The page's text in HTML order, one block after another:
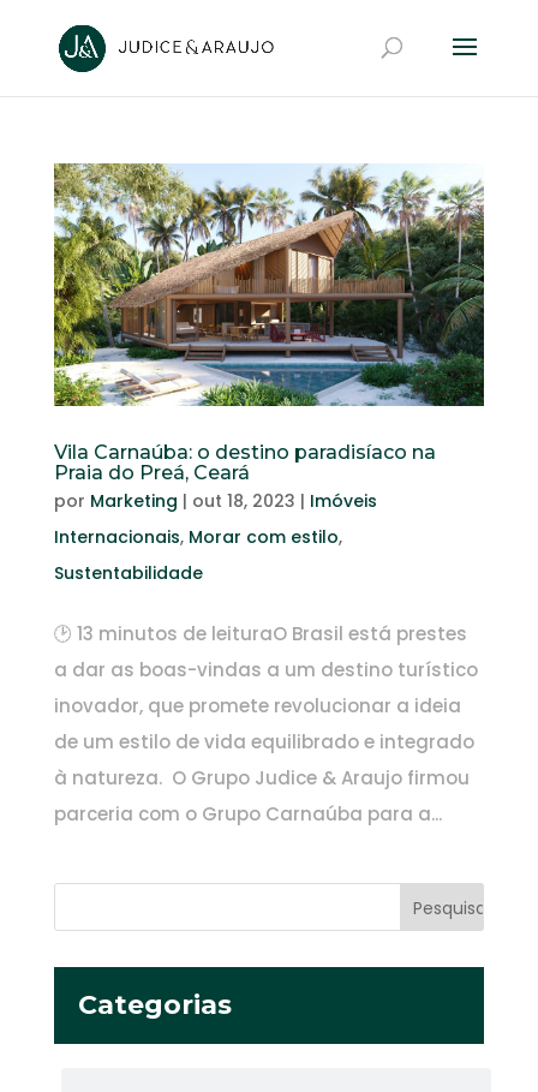
Vila Carnaúba: o destino paradisíaco na
Praia do Preá, Ceará
por Marketing | out 18, 2023 | Imóveis
Internacionais, Morar com estilo,
Sustentabilidade
🕑 13 minutos de leituraO Brasil está prestes
a dar as boas-vindas a um destino turístico
inovador, que promete revolucionar a ideia
de um estilo de vida equilibrado e integrado
à natureza. O Grupo Judice & Araujo firmou
parceria com o Grupo Carnaúba para a...
Categorias